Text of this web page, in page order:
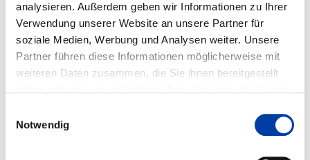
analysieren. Außerdem geben wir Informationen zu Ihrer
Verwendung unserer Website an unsere Partner für
soziale Medien, Werbung und Analysen weiter. Unsere
Partner führen diese Informationen möglicherweise mit
weiteren Daten zusammen, die Sie ihnen bereitgestellt
unsererDATENSCHUTZ
Seite, sowie in unserem
Notwendig
einsetzbar von -5 bis 80 °C
Die Leistungsfähigkeit der HSB-sigma® ZRX wurde in einem unabhängigen
Prüflabor unter realitäts- und industrienahen Bedingungen validiert. Trotz
extremer
Belastungsszenarien blieb die Einheit während sämtlicher Prüfzyklen
funktionsfähig.